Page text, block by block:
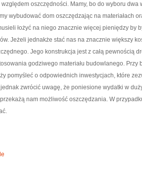
oszczędności. Mamy, bo do wyboru dwa
wybudować dom oszczędzając na materiałach
łożyć na niego znacznie więcej pieniędzy by
Jeżeli jednakże stać nas na znacznie większy
Jego konstrukcja jest z całą pewnością
godziwego materiału budowlanego.
pomyśleć o odpowiednich inwestycjach, które
zwrócić uwagę, że poniesione wydatki w
nam możliwość oszczędzania. W